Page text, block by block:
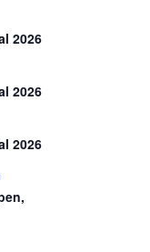
2026
2026
2026